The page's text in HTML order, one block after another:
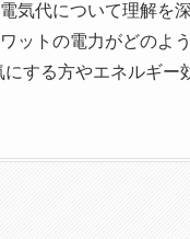
気代について理解を
ットの電力がどのよ
にする方やエネルギー